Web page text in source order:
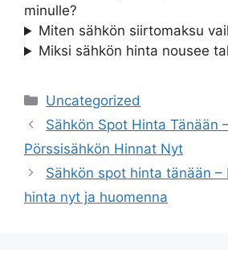
minulle?
Miten sähkön siirtomaksu
Miksi sähkön hinta nousee
Categories
Uncategorized
Sähkön Spot Hinta Tänään
Pörssisähkön Hinnat Nyt
Sähkön spot hinta tänään –
hinta nyt ja huomenna